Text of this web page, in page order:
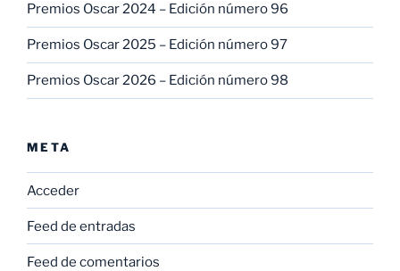
Premios Oscar 2024 – Edición número 96
Premios Oscar 2025 – Edición número 97
Premios Oscar 2026 – Edición número 98
META
Acceder
Feed de entradas
Feed de comentarios